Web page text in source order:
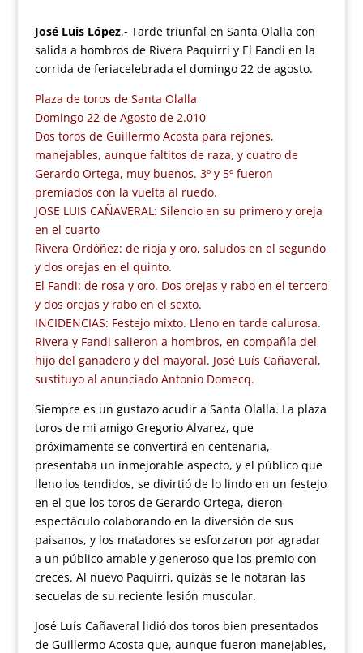
José Luis López.- Tarde triunfal en Santa Olalla con
salida a hombros de Rivera Paquirri y El Fandi en la
corrida de feriacelebrada el domingo 22 de agosto.
Plaza de toros de Santa Olalla
Domingo 22 de Agosto de 2.010
Dos toros de Guillermo Acosta para rejones,
manejables, aunque faltitos de raza, y cuatro de
Gerardo Ortega, muy buenos. 3º y 5º fueron
premiados con la vuelta al ruedo.
JOSE LUIS CAÑAVERAL: Silencio en su primero y oreja
en el cuarto
Rivera Ordóñez: de rioja y oro, saludos en el segundo
y dos orejas en el quinto.
El Fandi: de rosa y oro. Dos orejas y rabo en el tercero
y dos orejas y rabo en el sexto.
INCIDENCIAS: Festejo mixto. Lleno en tarde calurosa.
Rivera y Fandi salieron a hombros, en compañía del
hijo del ganadero y del mayoral. José Luís Cañaveral,
sustituyo al anunciado Antonio Domecq.
Siempre es un gustazo acudir a Santa Olalla. La plaza
toros de mi amigo Gregorio Álvarez, que
próximamente se convertirá en centenaria,
presentaba un inmejorable aspecto, y el público que
lleno los tendidos, se divirtió de lo lindo en un festejo
en el que los toros de Gerardo Ortega, dieron
espectáculo colaborando en la diversión de sus
paisanos, y los matadores se esforzaron por agradar
a un público amable y generoso que los premio con
creces. Al nuevo Paquirri, quizás se le notaran las
secuelas de su reciente lesión muscular.
José Luís Cañaveral lidió dos toros bien presentados
de Guillermo Acosta que, aunque fueron manejables,